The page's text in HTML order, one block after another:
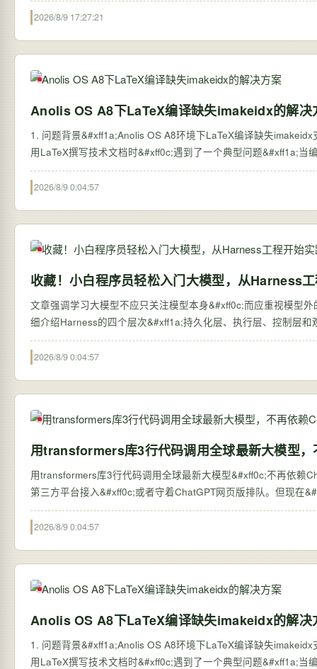
2026/8/9 17:27:21
Anolis OS A8下LaTeX编译缺失imakeidx的解决
1. 问题背景&#xff1a;Anolis OS A8环境下LaTeX编译缺失
用LaTeX撰写技术文档时&#xff0c;遇到了一个典型问题&#xff1a;
2026/8/9 0:04:57
收藏！小白程序员轻松入门大模型，从Harness
文章强调学习大模型不应只关注模型本身&#xff0c;而应重视模型
细介绍Harness的四个层次&#xff1a;持久化层、执行层、控制层
2026/8/9 0:04:57
用transformers库3行代码调用全球最新大模型
用transformers库3行代码调用全球最新大模型&#xff0c;不再依赖ChatGPT网页版 过去&#xff0c;想体验全球最新的大语
第三方平台接入&#xff0c;或者守着ChatGPT网页版排队。但现在
2026/8/9 0:04:57
Anolis OS A8下LaTeX编译缺失imakeidx的解决
1. 问题背景&#xff1a;Anolis OS A8环境下LaTeX编译缺失
用LaTeX撰写技术文档时&#xff0c;遇到了一个典型问题&#xff1a;